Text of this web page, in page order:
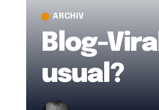
ARCHIV
Blog-
usual?